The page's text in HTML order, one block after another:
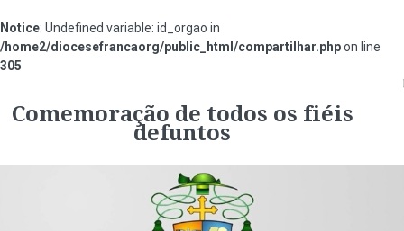
Notice: Undefined variable: id_orgao in
/home2/diocesefrancaorg/public_html/compartilhar.phpon line
305
Comemoração de todos os fiéis
defuntos